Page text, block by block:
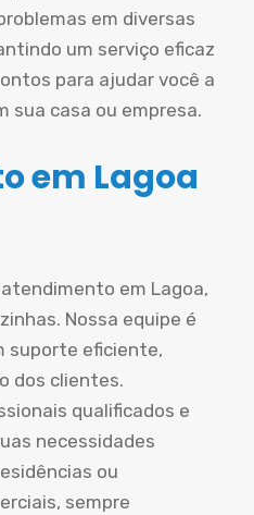
em diversas
um serviço eficaz
para ajudar você a
sua casa ou empresa.
em Lagoa
em Lagoa,
Nossa equipe é
suporte eficiente,
dos clientes.
qualificados e
necessidades
ou
sempre